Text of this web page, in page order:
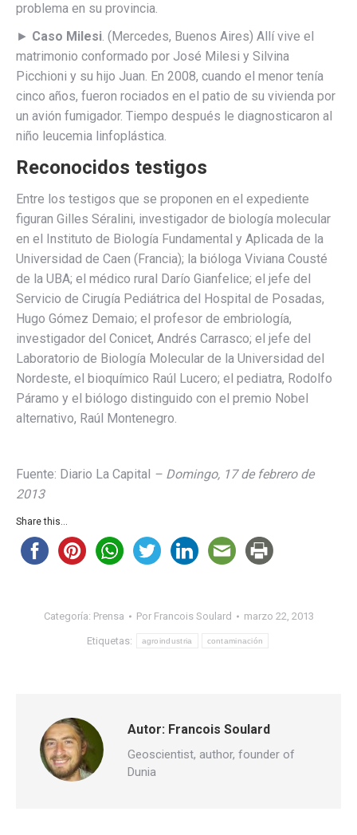
problema en su provincia.
► Caso Milesi. (Mercedes, Buenos Aires) Allí vive el
matrimonio conformado por José Milesi y Silvina
Picchioni y su hijo Juan. En 2008, cuando el menor tenía
cinco años, fueron rociados en el patio de su vivienda por
un avión fumigador. Tiempo después le diagnosticaron al
niño leucemia linfoplástica.
Reconocidos testigos
Entre los testigos que se proponen en el expediente
figuran Gilles Séralini, investigador de biología molecular
en el Instituto de Biología Fundamental y Aplicada de la
Universidad de Caen (Francia); la bióloga Viviana Cousté
de la UBA; el médico rural Darío Gianfelice; el jefe del
Servicio de Cirugía Pediátrica del Hospital de Posadas,
Hugo Gómez Demaio; el profesor de embriología,
investigador del Conicet, Andrés Carrasco; el jefe del
Laboratorio de Biología Molecular de la Universidad del
Nordeste, el bioquímico Raúl Lucero; el pediatra, Rodolfo
Páramo y el biólogo distinguido con el premio Nobel
alternativo, Raúl Montenegro.
Fuente: Diario La Capital – Domingo, 17 de febrero de
2013
Share this...
Categoría: Prensa Por Francois Soulard marzo 22, 2013
Etiquetas: agroindustria contaminación
Autor: Francois Soulard
Geoscientist, author, founder of
Dunia